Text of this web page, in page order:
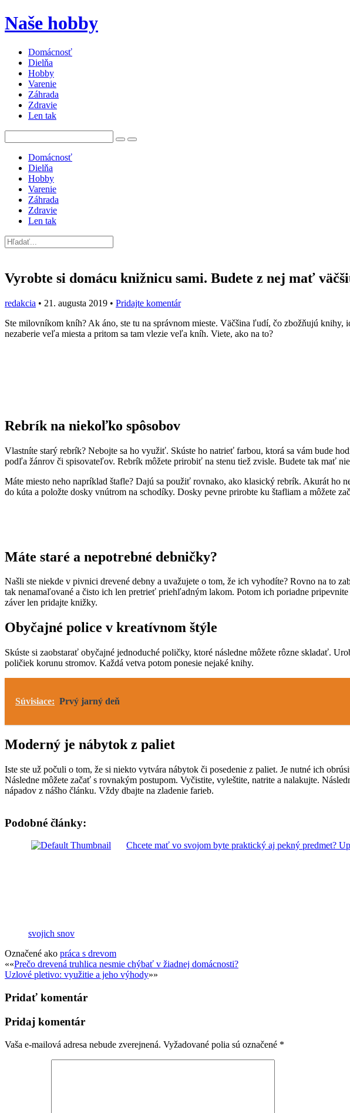
Naše hobby
Domácnosť
Dielňa
Hobby
Varenie
Záhrada
Zdravie
Len tak
Domácnosť
Dielňa
Hobby
Varenie
Záhrada
Zdravie
Len tak
Vyrobte si domácu knižnicu sami. Budete z nej mať
redakcia • 21. augusta 2019 • Pridajte komentár
Ste milovníkom kníh? Ak áno, ste tu na správnom mieste. Väčšina ľudí, čo zbožňujú
nezaberie veľa miesta a pritom sa tam vlezie veľa kníh. Viete, ako na to?
Rebrík na niekoľko spôsobov
Vlastníte starý rebrík? Nebojte sa ho využiť. Skúste ho natrieť farbou, ktorá sa vám bude
podľa žánrov či spisovateľov. Rebrík môžete prirobiť na stenu tiež zvisle. Budete tak mať
Máte miesto neho napríklad štafle? Dajú sa použiť rovnako, ako klasický rebrík. Akurát ho
do kúta a položte dosky vnútrom na schodíky. Dosky pevne prirobte ku štafliam a môžete
Máte staré a nepotrebné debničky?
Našli ste niekde v pivnici drevené debny a uvažujete o tom, že ich vyhodíte? Rovno na to
tak nenamaľované a čisto ich len pretrieť priehľadným lakom. Potom ich poriadne
záver len pridajte knižky.
Obyčajné police v kreatívnom štýle
Skúste si zaobstarať obyčajné jednoduché poličky, ktoré následne môžete rôzne skladať.
poličiek korunu stromov. Každá vetva potom ponesie nejaké knihy.
Súvisiace: Prvý jarný deň
Moderný je nábytok z paliet
Iste ste už počuli o tom, že si niekto vytvára nábytok či posedenie z paliet. Je nutné ich
Následne môžete začať s rovnakým postupom. Vyčistite, vyleštite, natrite a nalakujte.
nápadov z nášho článku. Vždy dbajte na zladenie farieb.
Podobné články:
Chcete mať vo svojom byte praktický aj pekný predmet?
svojich snov
Označené ako práca s drevom
Post
navigation
««Prečo drevená truhlica nesmie chýbať v žiadnej domácnosti?
Uzlové pletivo: využitie a jeho výhody»»
Pridať komentár
Pridaj komentár
Vaša e-mailová adresa nebude zverejnená. Vyžadované polia sú označené *